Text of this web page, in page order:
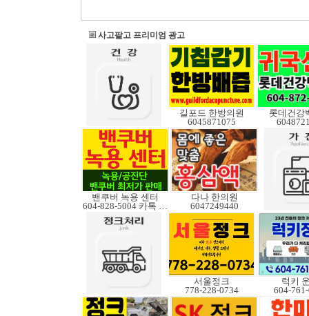
사고팔고 프리미엄 광고
길포드 한방의원
6045871075
롯데건강
밴쿠버 녹용 센터
604-828-5004 카톡 Elkcanada
다나 한의원
6047249440
서울정크
778-228-0734
럭키
604-